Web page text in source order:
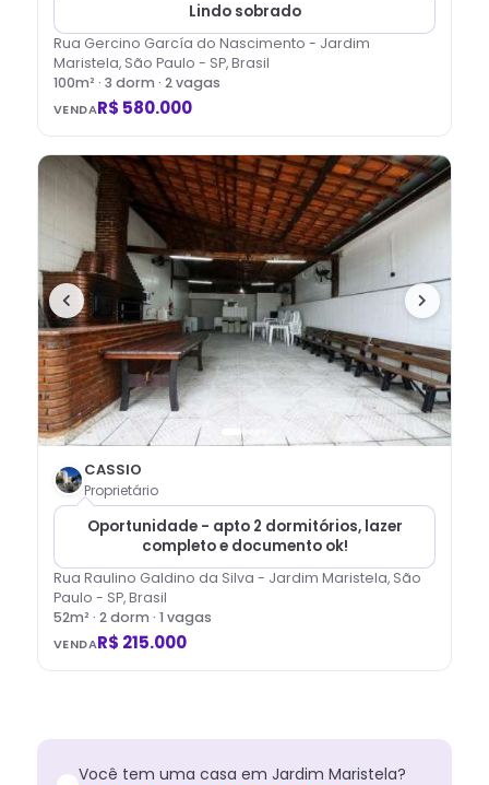
Lindo sobrado
Rua Gercino García do Nascimento - Jardim
Maristela, São Paulo - SP, Brasil
100m² · 3 dorm · 2 vagas
VENDAR$ 580.000
CASSIO
Proprietário
Oportunidade - apto 2 dormitórios, lazer
completo e documento ok!
Rua Raulino Galdino da Silva - Jardim Maristela, São
Paulo - SP, Brasil
52m² · 2dorm · 1 vagas
VENDAR$ 215.000
Você tem uma casa em Jardim Maristela?